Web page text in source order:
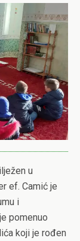
u
ef. Camić je
i
pomenuo
koji je rođen